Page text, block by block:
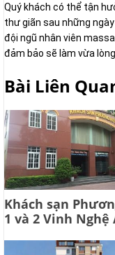
Quý khách có thể tận
thư giãn sau những
đội ngũ nhân viên
đảm bảo sẽ làm vừa
Bài Liên
Khách sạn
1 và 2 Vinh Nghệ